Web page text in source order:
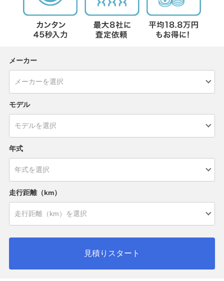
メーカー
モデル
年式
走行距離（km）
見積りスタート